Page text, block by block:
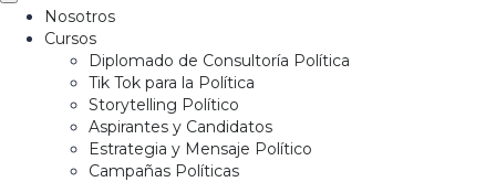
Nosotros
Cursos
Diplomado de Consultoría Política
Tik Tok para la Política
Storytelling Político
Aspirantes y Candidatos
Estrategia y Mensaje Político
Campañas Políticas